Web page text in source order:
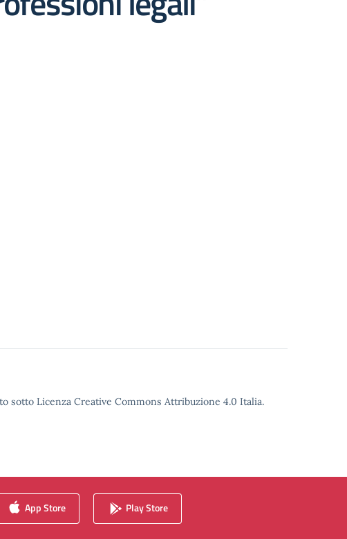
sotto Licenza Creative Commons Attribuzione 4.0 Italia.
App Store Play Store